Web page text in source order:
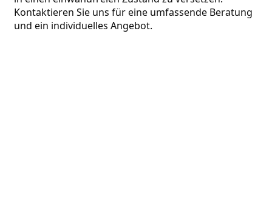
Kontaktieren Sie uns für eine umfassende Beratung
und ein individuelles Angebot.